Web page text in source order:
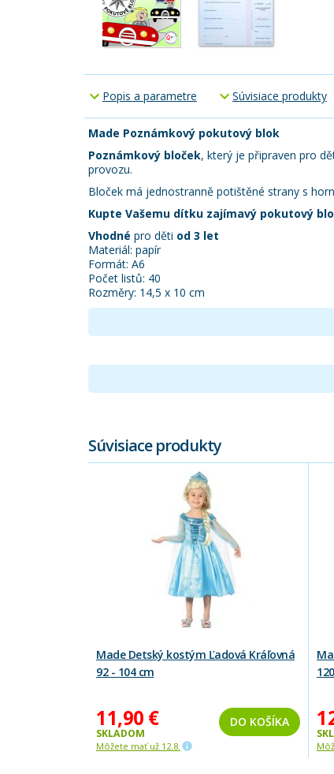
Popis a parametre Súvisiace produkty
Made Poznámkový pokutový blok
Poznámkový bloček, který je připraven pro
provozu.
Bloček má jednostranně potištěné strany s
Kupte Vašemu dítku zajímavý pokutový
Vhodné pro děti od 3 let
Materiál: papír
Formát: A6
Počet listů: 40
Rozměry: 14,5 x 10 cm
Súvisiace produkty
Made Detský kostým Ľadová Kráľovná
92 - 104 cm
11,90 €
SKLADOM
Môžete mať už 12.8.
DO KOŠÍKA